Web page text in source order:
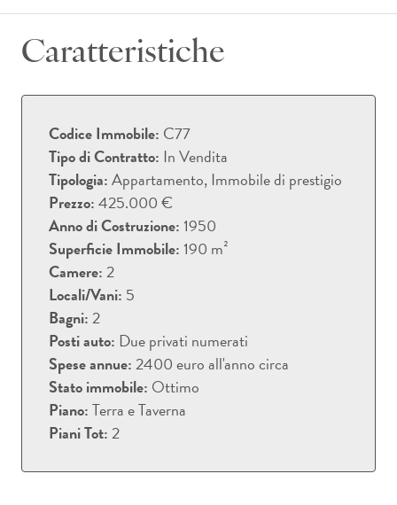
Caratteristiche
Codice Immobile: C77
Tipo di Contratto: In Vendita
Tipologia:Appartamento, Immobile di prestigio
Prezzo:425.000 €
Anno di Costruzione:1950
Superficie Immobile:190 m²
Camere:2
Locali/Vani: 5
Bagni:2
Posti auto: Due privati numerati
Spese annue:2400 euro all'anno circa
Stato immobile: Ottimo
Piano:Terra e Taverna
Piani Tot:2